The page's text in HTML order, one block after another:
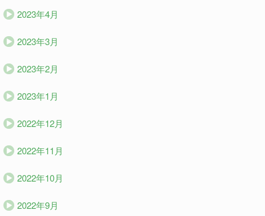
2023年4月
2023年3月
2023年2月
2023年1月
2022年12月
2022年11月
2022年10月
2022年9月